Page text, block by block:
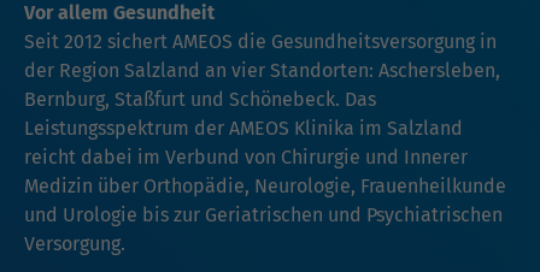
Vor allem Gesundheit
Seit 2012 sichert AMEOS die Gesundheitsversorgung in
der Region Salzland an vier Standorten: Aschersleben,
Bernburg, Staßfurt und Schönebeck. Das
Leistungsspektrum der AMEOS Klinika im Salzland
reicht dabei im Verbund von Chirurgie und Innerer
Medizin über Orthopädie, Neurologie, Frauenheilkunde
und Urologie bis zur Geriatrischen und Psychiatrischen
Versorgung.